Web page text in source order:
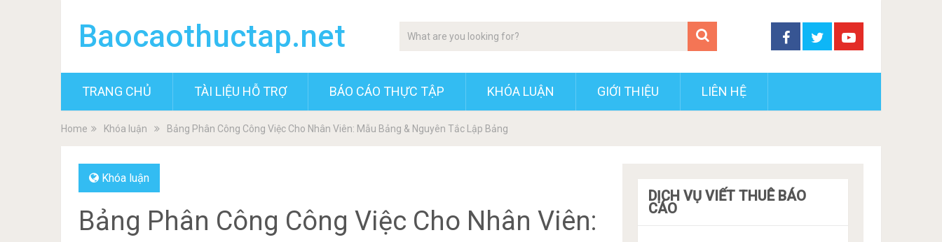
Baocaothuctap.net
TRANG CHỦ TÀI LIỆU HỖ TRỢ BÁO CÁO THỰC TẬP KHÓA LUẬN GIỚI THIỆU LIÊN HỆ
Home Khóa luận Bảng Phân Công Công Việc Cho Nhân Viên: Mẫu Bảng & Nguyên Tắc Lập Bảng
Khóa luận
Bảng Phân Công Công Việc Cho Nhân Viên:
DỊCH VỤ VIẾT THUÊ BÁO
CÁO